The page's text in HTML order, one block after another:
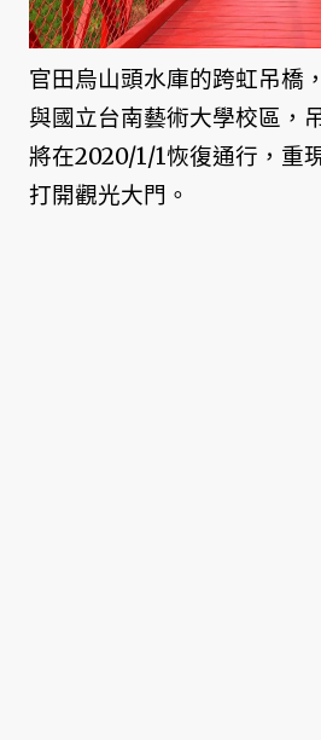
官田烏山頭水庫的跨虹吊橋
與國立台南藝術大學校區，
將在2020/1/1恢復通行，重
打開觀光大門。